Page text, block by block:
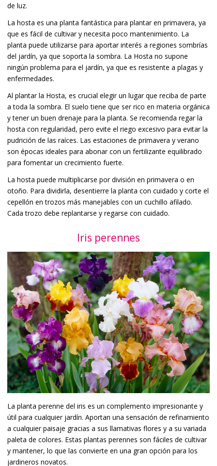
de luz.
La hosta es una planta fantástica para plantar en primavera, ya
que es fácil de cultivar y necesita poco mantenimiento. La
planta puede utilizarse para aportar interés a regiones sombrías
del jardín, ya que soporta la sombra. La Hosta no supone
ningún problema para el jardín, ya que es resistente a plagas y
enfermedades.
Al plantar la Hosta, es crucial elegir un lugar que reciba de parte
a toda la sombra. El suelo tiene que ser rico en materia orgánica
y tener un buen drenaje para la planta. Se recomienda regar la
hosta con regularidad, pero evite el riego excesivo para evitar la
pudrición de las raíces. Las estaciones de primavera y verano
son épocas ideales para abonar con un fertilizante equilibrado
para fomentar un crecimiento fuerte.
La hosta puede multiplicarse por división en primavera o en
otoño. Para dividirla, desentierre la planta con cuidado y corte el
cepellón en trozos más manejables con un cuchillo afilado.
Cada trozo debe replantarse y regarse con cuidado.
Iris perennes
La planta perenne del iris es un complemento impresionante y
útil para cualquier jardín. Aportan una sensación de refinamiento
a cualquier paisaje gracias a sus llamativas flores y a su variada
paleta de colores. Estas plantas perennes son fáciles de cultivar
y mantener, lo que las convierte en una gran opción para los
jardineros novatos.